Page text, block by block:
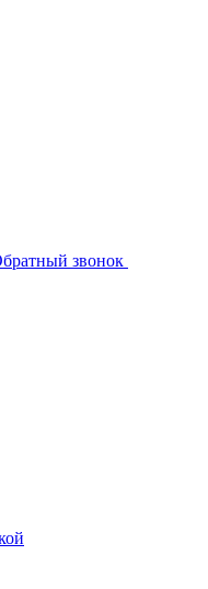
звонок